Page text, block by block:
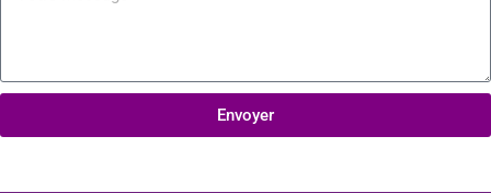
Envoyer